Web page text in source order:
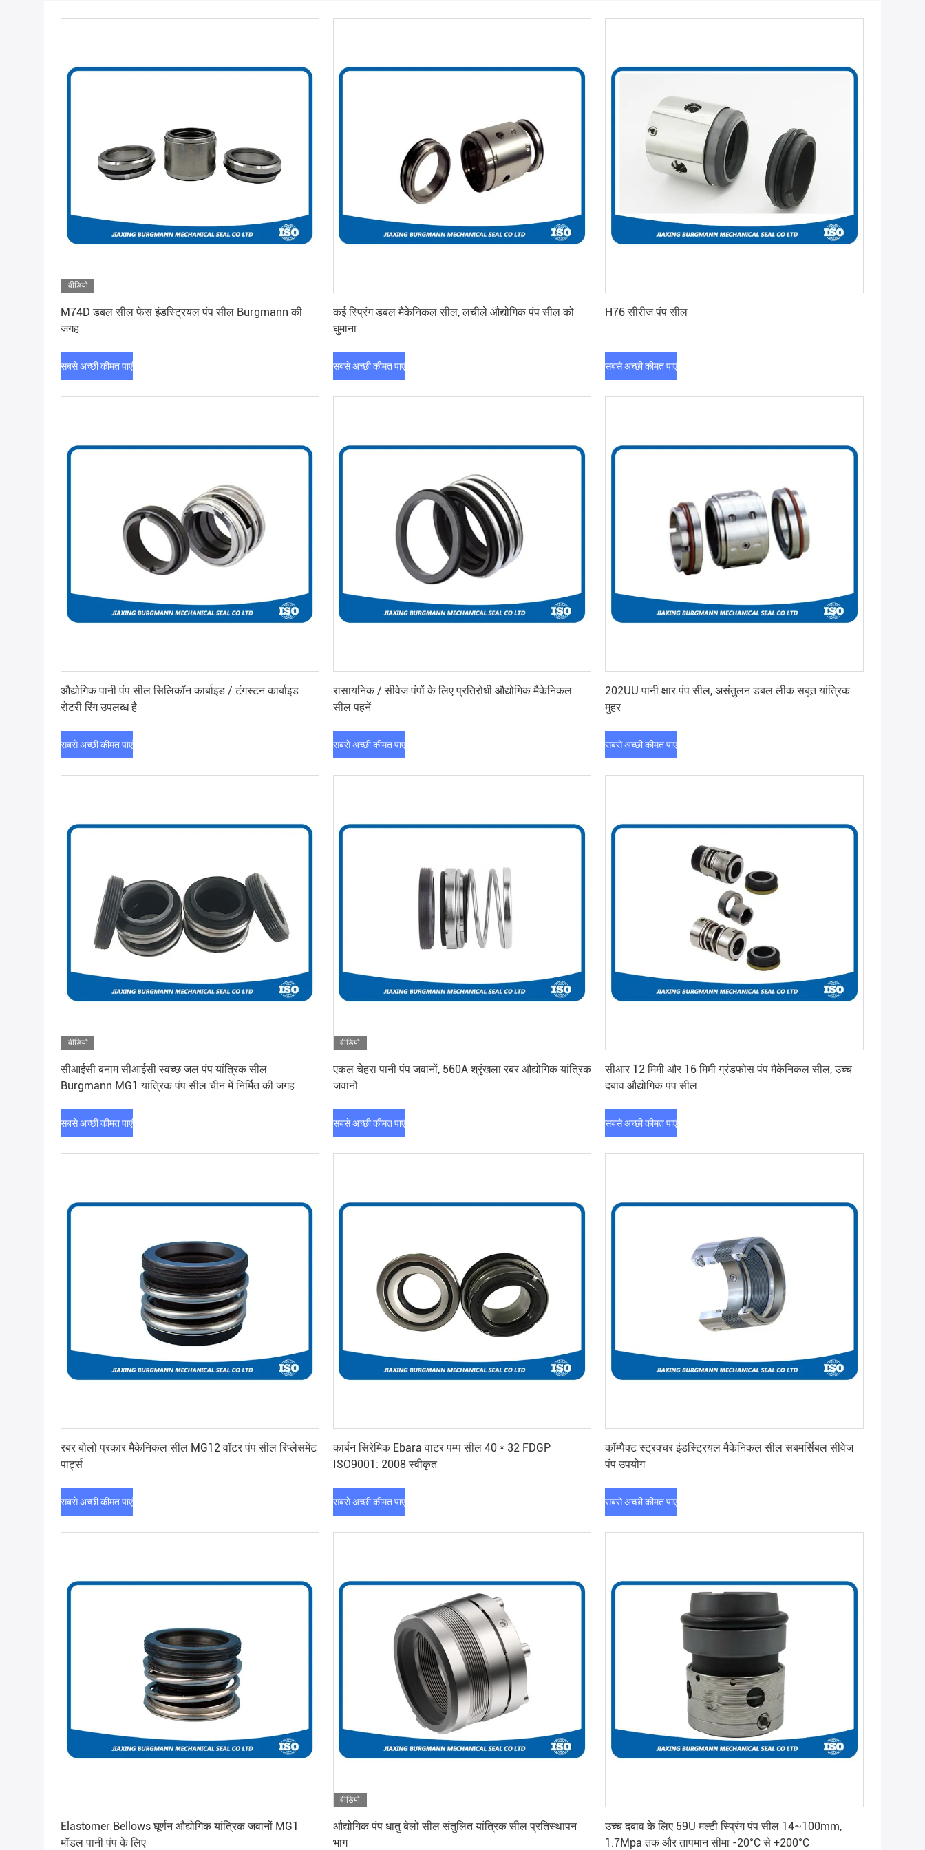
वीडियो
M74D डबल सील फेस इंडस्ट्रियल पंप सील Burgmann की
जगह
सबसे अच्छी कीमत पाएं
कई स्प्रिंग डबल मैकेनिकल सील, लचीले औद्योगिक पंप सील को
घुमाना
सबसे अच्छी कीमत पाएं
H76 सीरीज पंप सील
सबसे अच्छी कीमत पाएं
औद्योगिक पानी पंप सील सिलिकॉन कार्बाइड / टंगस्टन कार्बाइड
रोटरी रिंग उपलब्ध है
सबसे अच्छी कीमत पाएं
रासायनिक / सीवेज पंपों के लिए प्रतिरोधी औद्योगिक मैकेनिकल
सील पहनें
सबसे अच्छी कीमत पाएं
202UU पानी क्षार पंप सील, असंतुलन डबल लीक सबूत यांत्रिक
मुहर
सबसे अच्छी कीमत पाएं
वीडियो
सीआईसी बनाम सीआईसी स्वच्छ जल पंप यांत्रिक सील
Burgmann MG1 यांत्रिक पंप सील चीन में निर्मित की जगह
सबसे अच्छी कीमत पाएं
वीडियो
एकल चेहरा पानी पंप जवानों, 560A श्रृंखला रबर औद्योगिक यांत्रिक
जवानों
सबसे अच्छी कीमत पाएं
सीआर 12 मिमी और 16 मिमी ग्रंडफोस पंप मैकेनिकल सील, उच्च
दबाव औद्योगिक पंप सील
सबसे अच्छी कीमत पाएं
रबर बोलो प्रकार मैकेनिकल सील MG12 वॉटर पंप सील रिप्लेसमेंट
पार्ट्स
सबसे अच्छी कीमत पाएं
कार्बन सिरेमिक Ebara वाटर पम्प सील 40 * 32 FDGP
ISO9001: 2008 स्वीकृत
सबसे अच्छी कीमत पाएं
कॉम्पैक्ट स्ट्रक्चर इंडस्ट्रियल मैकेनिकल सील सबमर्सिबल सीवेज
पंप उपयोग
सबसे अच्छी कीमत पाएं
Elastomer Bellows घूर्णन औद्योगिक यांत्रिक जवानों MG1
मॉडल पानी पंप के लिए
वीडियो
औद्योगिक पंप धातु बेलो सील संतुलित यांत्रिक सील प्रतिस्थापन
भाग
उच्च दबाव के लिए 59U मल्टी स्प्रिंग पंप सील 14~100mm,
1.7Mpa तक और तापमान सीमा -20°C से +200°C